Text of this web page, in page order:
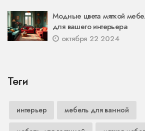
Модные цвета мягкой
для вашего интерьера
октября 22 2024
Теги
интерьер мебель для ванной